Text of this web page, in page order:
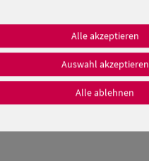
Alle akzeptieren
Auswahl akzeptieren
Alle ablehnen